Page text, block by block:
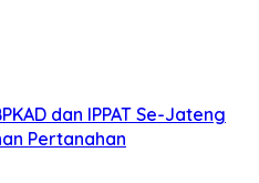
dan IPPAT Se-Jateng
Pertanahan